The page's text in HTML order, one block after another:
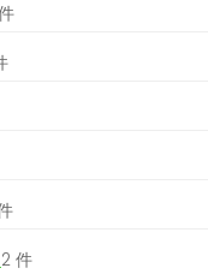
2 件